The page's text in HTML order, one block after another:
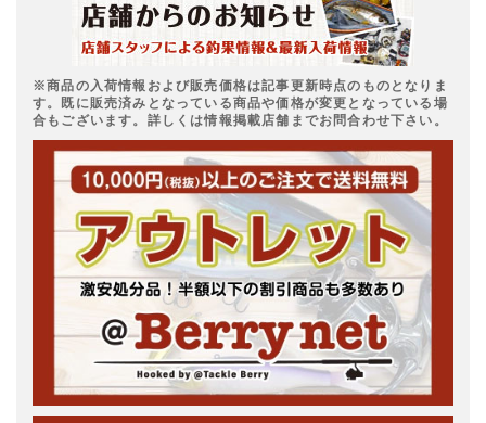
※商品の入荷情報および販売価格は記事更新時点のものとなりま
す。既に販売済みとなっている商品や価格が変更となっている場
合もございます。詳しくは情報掲載店舗までお問合わせ下さい。